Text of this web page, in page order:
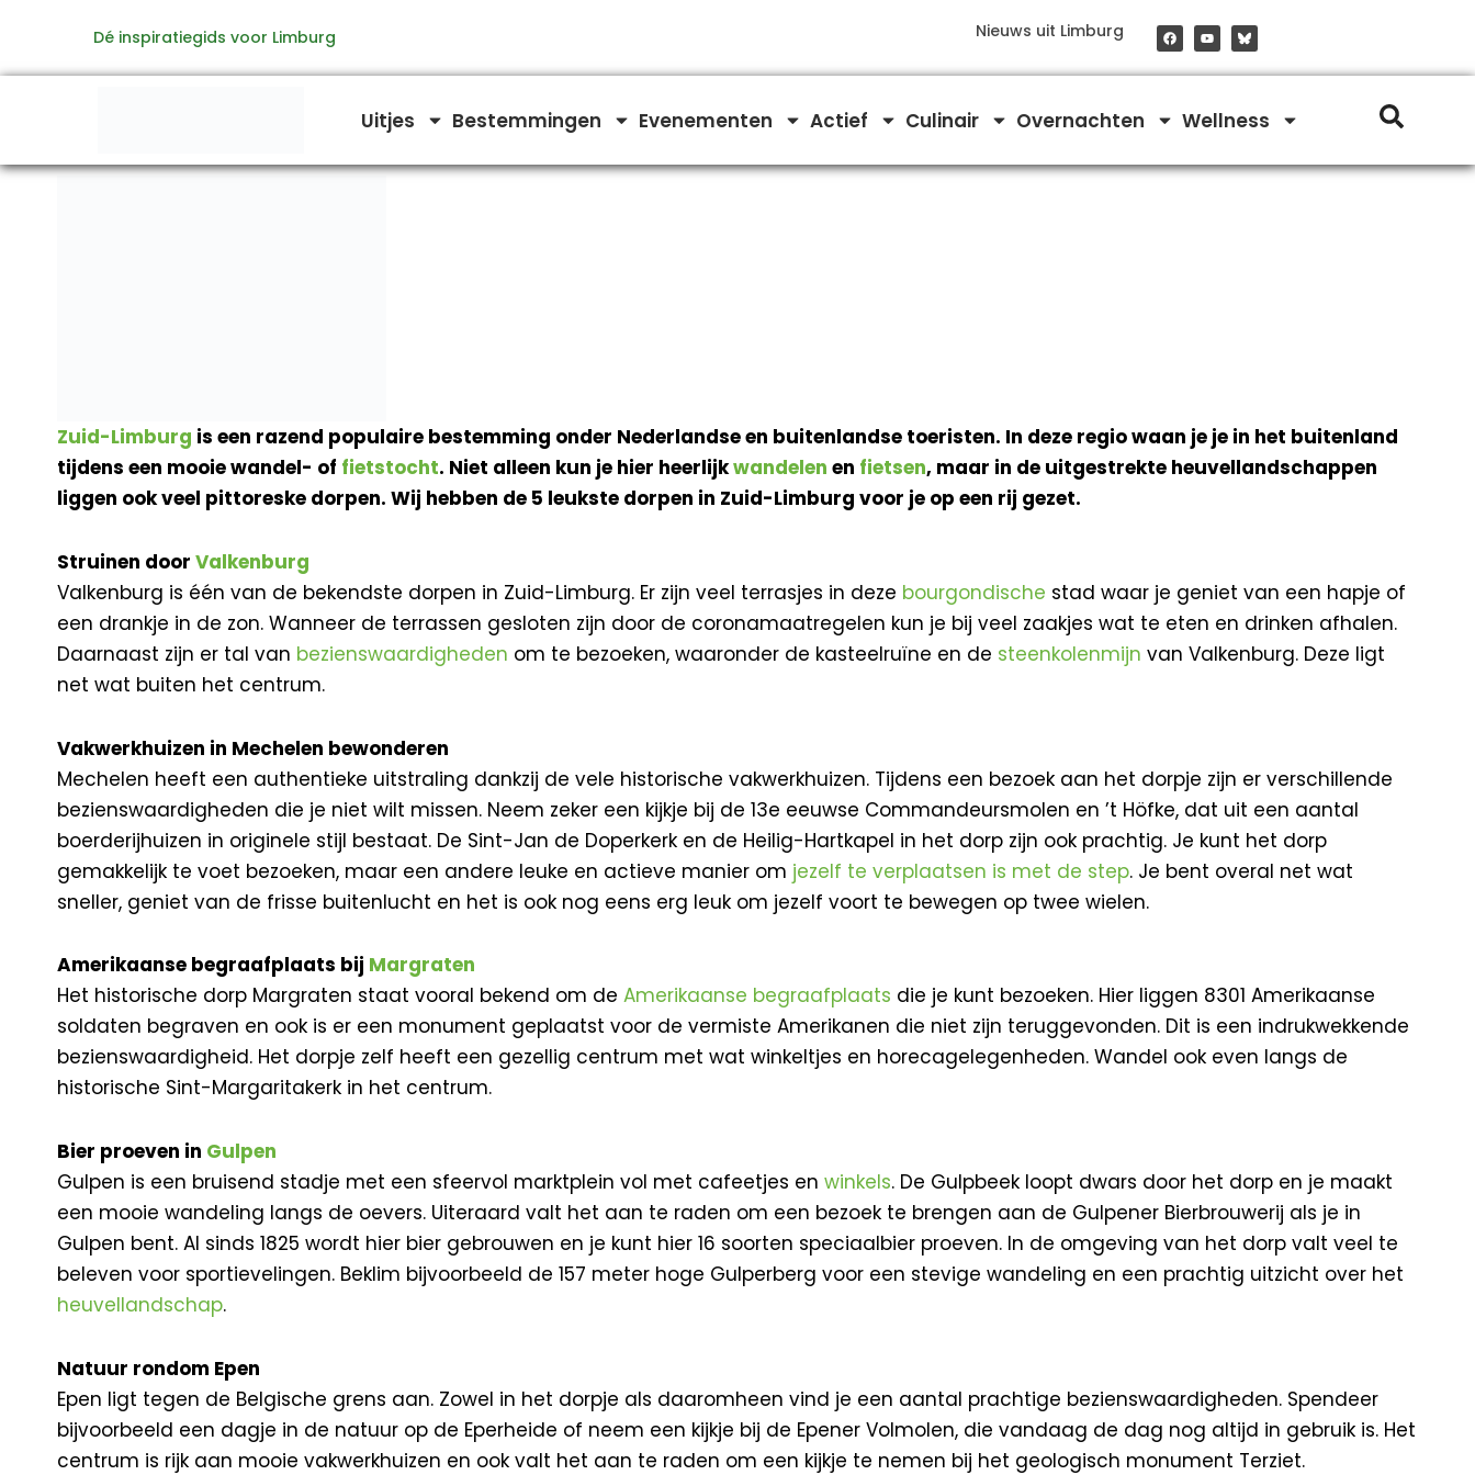
de
Dé inspiratiegids voor Limburg Nieuws uit Limburg F
a
c
b
k
Y
o
u
u
Uitjes Bestemmingen Evenementen Actief Culinair Overnachten Wellness
Zuid-Limburg is een razend populaire bestemming onder Nederlandse en buitenlandse toeristen. In deze regio waan je je in het buitenland
tijdens een mooie wandel- of fietstocht. Niet alleen kun je hier heerlijkwandelen en fietsen, maar in de uitgestrekte heuvellandschappen
liggen ook veel pittoreske dorpen. Wij hebben de 5 leukste dorpen in Zuid-Limburg voor je op een rij gezet.
Struinen door Valkenburg
Valkenburg is één van de bekendste dorpen in Zuid-Limburg. Er zijn veel terrasjes in deze bourgondische stad waar je geniet van een hapje of
een drankje in de zon. Wanneer de terrassen gesloten zijn door de coronamaatregelen kun je bij veel zaakjes wat te eten en drinken afhalen.
Daarnaast zijn er tal van bezienswaardigheden om te bezoeken, waaronder de kasteelruïne en de steenkolenmijn van Valkenburg. Deze ligt
net wat buiten het centrum.
Vakwerkhuizen in Mechelen bewonderen
Mechelen heeft een authentieke uitstraling dankzij de vele historische vakwerkhuizen. Tijdens een bezoek aan het dorpje zijn er verschillende
bezienswaardigheden die je niet wilt missen. Neem zeker een kijkje bij de 13e eeuwse Commandeursmolen en ’t Höfke, dat uit een aantal
boerderijhuizen in originele stijl bestaat. De Sint-Jan de Doperkerk en de Heilig-Hartkapel in het dorp zijn ook prachtig. Je kunt het dorp
gemakkelijk te voet bezoeken, maar een andere leuke en actieve manier om jezelf te verplaatsen is met de step. Je bent overal net wat
sneller, geniet van de frisse buitenlucht en het is ook nog eens erg leuk om jezelf voort te bewegen op twee wielen.
Amerikaanse begraafplaats bij Margraten
Het historische dorp Margraten staat vooral bekend om de Amerikaanse begraafplaats die je kunt bezoeken. Hier liggen 8301 Amerikaanse
soldaten begraven en ook is er een monument geplaatst voor de vermiste Amerikanen die niet zijn teruggevonden. Dit is een indrukwekkende
bezienswaardigheid. Het dorpje zelf heeft een gezellig centrum met wat winkeltjes en horecagelegenheden. Wandel ook even langs de
historische Sint-Margaritakerk in het centrum.
Bier proeven in Gulpen
Gulpen is een bruisend stadje met een sfeervol marktplein vol met cafeetjes en winkels. De Gulpbeek loopt dwars door het dorp en je maakt
een mooie wandeling langs de oevers. Uiteraard valt het aan te raden om een bezoek te brengen aan de Gulpener Bierbrouwerij als je in
Gulpen bent. Al sinds 1825 wordt hier bier gebrouwen en je kunt hier 16 soorten speciaalbier proeven. In de omgeving van het dorp valt veel te
beleven voor sportievelingen. Beklim bijvoorbeeld de 157 meter hoge Gulperberg voor een stevige wandeling en een prachtig uitzicht over het
heuvellandschap.
Natuur rondom Epen
Epen ligt tegen de Belgische grens aan. Zowel in het dorpje als daaromheen vind je een aantal prachtige bezienswaardigheden. Spendeer
bijvoorbeeld een dagje in de natuur op de Eperheide of neem een kijkje bij de Epener Volmolen, die vandaag de dag nog altijd in gebruik is. Het
centrum is rijk aan mooie vakwerkhuizen en ook valt het aan te raden om een kijkje te nemen bij het geologisch monument Terziet.